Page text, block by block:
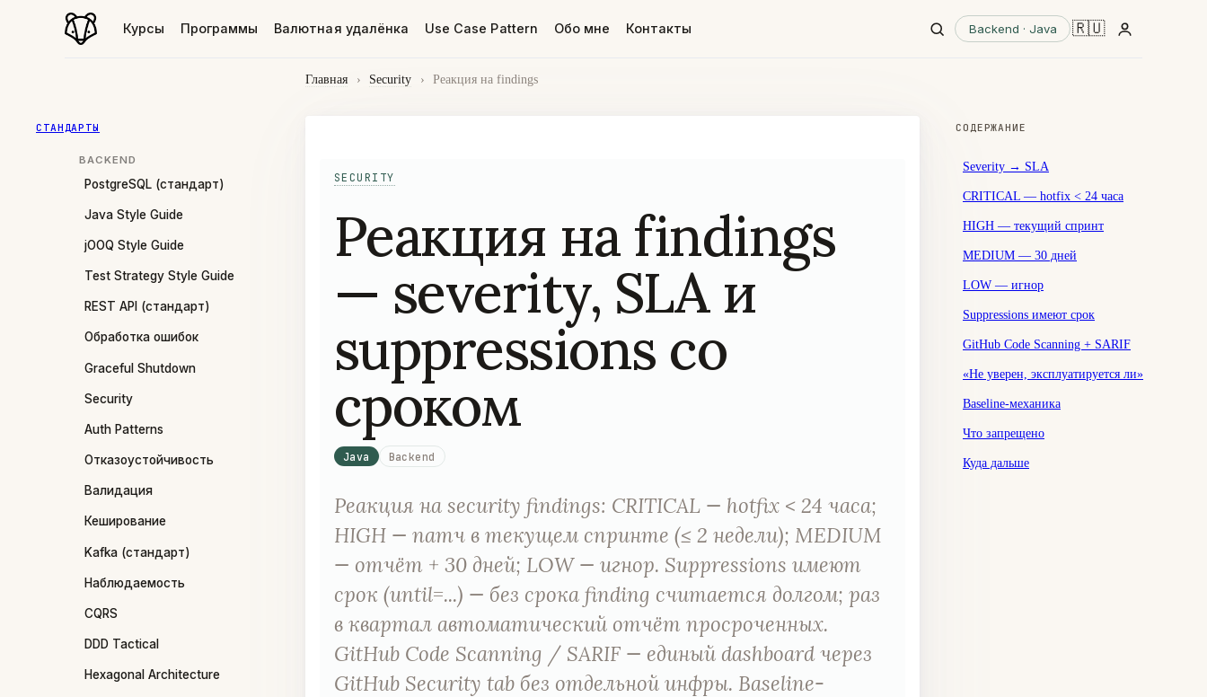
Курсы Программы Валютная удалёнка Use Case Pattern Обо мне Контакты Backend · Java 🇷🇺
СТАНДАРТЫ
BACKEND
PostgreSQL (стандарт)
Java Style Guide
jOOQ Style Guide
Test Strategy Style Guide
REST API (стандарт)
Обработка ошибок
Graceful Shutdown
Security
Auth Patterns
Отказоустойчивость
Валидация
Кеширование
Kafka (стандарт)
Наблюдаемость
CQRS
DDD Tactical
Hexagonal Architecture
Главная › Security › Реакция на findings
SECURITY
Реакция на findings
— severity, SLA и
suppressions со
сроком
Java Backend
Реакция на security findings: CRITICAL — hotfix < 24 часа;
HIGH — патч в текущем спринте (≤ 2 недели); MEDIUM
— отчёт + 30 дней; LOW — игнор. Suppressions имеют
срок (until=...) — без срока finding считается долгом; раз
в квартал автоматический отчёт просроченных.
GitHub Code Scanning / SARIF — единый dashboard через
GitHub Security tab без отдельной инфры. Baseline-
СОДЕРЖАНИЕ
Severity → SLA
CRITICAL — hotfix < 24 часа
HIGH — текущий спринт
MEDIUM — 30 дней
LOW — игнор
Suppressions имеют срок
GitHub Code Scanning + SARIF
«Не уверен, эксплуатируется ли»
Baseline-механика
Что запрещено
Куда дальше